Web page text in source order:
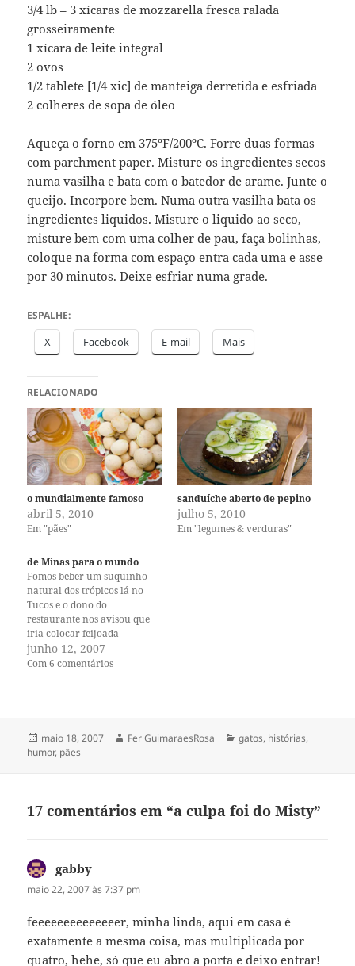
3/4 lb – 3 xícaras de mozzarella fresca ralada
grosseiramente
1 xícara de leite integral
2 ovos
1/2 tablete [1/4 xic] de manteiga derretida e esfriada
2 colheres de sopa de óleo
Aqueça o forno em 375ºF/200ºC. Forre duas formas
com parchment paper. Misture os ingredientes secos
numa vasilha e bata com o batedor de arame. Junte o
queijo. Incorpore bem. Numa outra vasilha bata os
ingredientes liquidos. Misture o liquido ao seco,
misture bem com uma colher de pau, faça bolinhas,
coloque na forma com espaço entra cada uma e asse
por 30 minutos. Deixe esfriar numa grade.
ESPALHE:
X Facebook E-mail Mais
RELACIONADO
o mundialmente famoso
abril 5, 2010
Em "pães"
sanduíche aberto de pepino
julho 5, 2010
Em "legumes & verduras"
de Minas para o mundo
Fomos beber um suquinho
natural dos trópicos lá no
Tucos e o dono do
restaurante nos avisou que
iria colocar feijoada
brasileira no cardápio. Nos
disse também que queria
Trocamos alguns e-mails,…
junho 12, 2007
Com 6 comentários
Publicado
em
maio 18, 2007 Autor
Fer GuimaraesRosa Categorias
gatos, histórias,
humor, pães
17 comentários em “a culpa foi do Misty”
gabby
maio 22, 2007 às 7:37 pm
feeeeeeeeeeeeeer, minha linda, aqui em casa é
exatamente a mesma coisa, mas multiplicada por
quatro, hehe, só que eu abro a porta e deixo entrar!